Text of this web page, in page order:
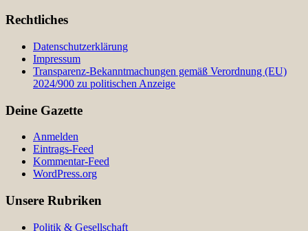
Rechtliches
Datenschutzerklärung
Impressum
Transparenz-Bekanntmachungen gemäß Verordnung (EU)
2024/900 zu politischen Anzeige
Deine Gazette
Anmelden
Eintrags-Feed
Kommentar-Feed
WordPress.org
Unsere Rubriken
Politik & Gesellschaft